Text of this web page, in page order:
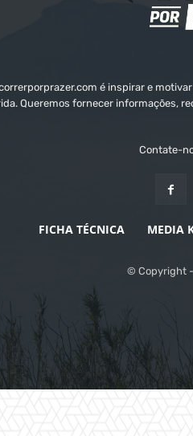
é inspirar e
Queremos fornecer informações,
Contate-
FICHA TÉCNICA MEDIA
© Copyright